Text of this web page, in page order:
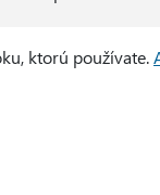
ktorú používate.